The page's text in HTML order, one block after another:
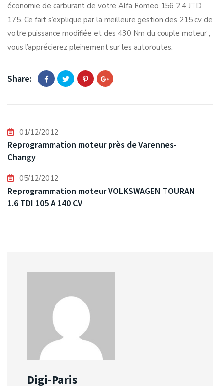
économie de carburant de votre Alfa Romeo 156 2.4 JTD
175. Ce fait s’explique par la meilleure gestion des 215 cv de
votre puissance modifiée et des 430 Nm du couple moteur ,
vous l’apprécierez pleinement sur les autoroutes.
Share:
01/12/2012
Reprogrammation moteur près de Varennes-
Changy
05/12/2012
Reprogrammation moteur VOLKSWAGEN TOURAN
1.6 TDI 105 A 140 CV
Digi-Paris